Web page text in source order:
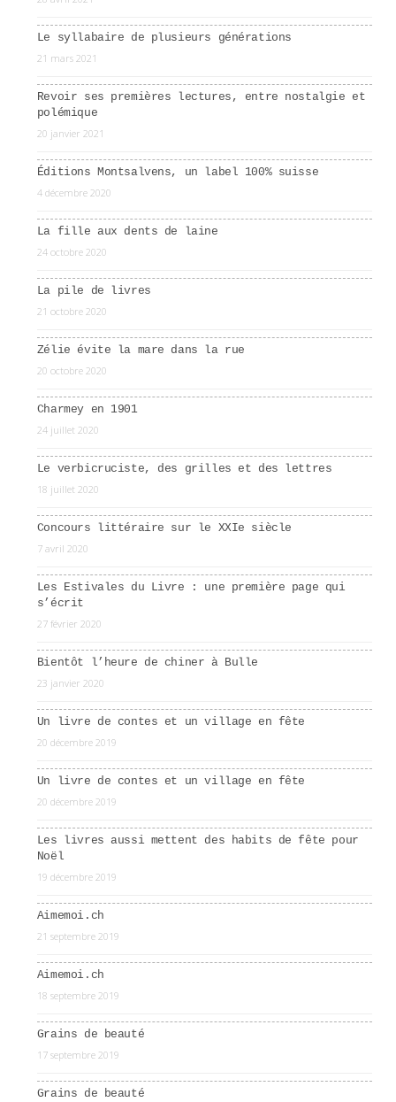
Le syllabaire de plusieurs générations
21 mars 2021
Revoir ses premières lectures, entre nostalgie et
polémique
20 janvier 2021
Éditions Montsalvens, un label 100% suisse
4 décembre 2020
La fille aux dents de laine
24 octobre 2020
La pile de livres
21 octobre 2020
Zélie évite la mare dans la rue
20 octobre 2020
Charmey en 1901
24 juillet 2020
Le verbicruciste, des grilles et des lettres
18 juillet 2020
Concours littéraire sur le XXIe siècle
7 avril 2020
Les Estivales du Livre : une première page qui
s’écrit
27 février 2020
Bientôt l’heure de chiner à Bulle
23 janvier 2020
Un livre de contes et un village en fête
20 décembre 2019
Un livre de contes et un village en fête
20 décembre 2019
Les livres aussi mettent des habits de fête pour
Noël
19 décembre 2019
Aimemoi.ch
21 septembre 2019
Aimemoi.ch
18 septembre 2019
Grains de beauté
17 septembre 2019
Grains de beauté